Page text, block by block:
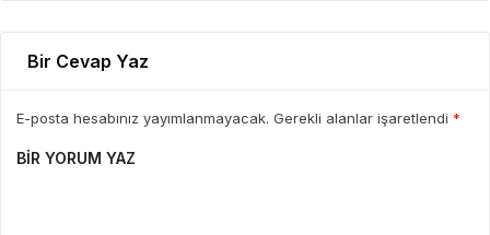
Bir Cevap Yaz
E-posta hesabınız yayımlanmayacak. Gerekli alanlar işaretlendi *
BIR YORUM YAZ